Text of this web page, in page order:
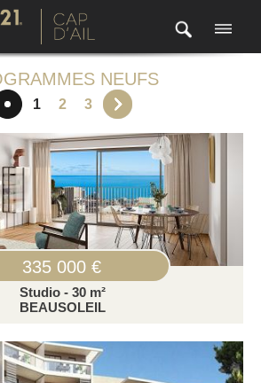
NEUFS
1 2 3
335 000 €
Studio - 30 m²
BEAUSOLEIL